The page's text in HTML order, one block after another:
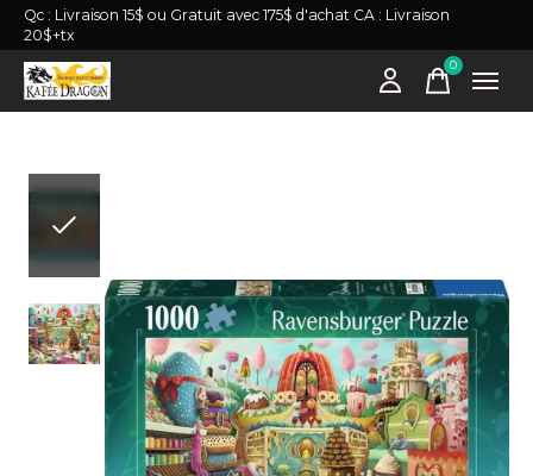
Qc : Livraison 15$ ou Gratuit avec 175$ d'achat CA : Livraison
20$+tx
0items